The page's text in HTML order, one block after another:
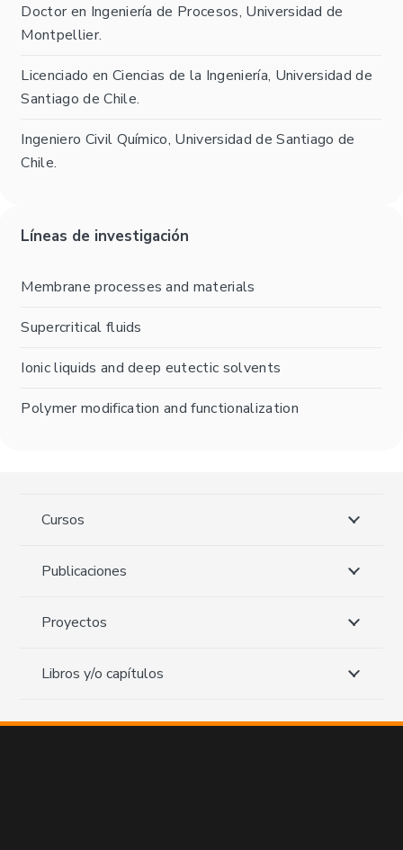
Doctor en Ingeniería de Procesos, Universidad de
Montpellier.
Licenciado en Ciencias de la Ingeniería, Universidad de
Santiago de Chile.
Ingeniero Civil Químico, Universidad de Santiago de
Chile.
Líneas de investigación
Membrane processes and materials
Supercritical fluids
Ionic liquids and deep eutectic solvents
Polymer modification and functionalization
Cursos
Publicaciones
Proyectos
Libros y/o capítulos